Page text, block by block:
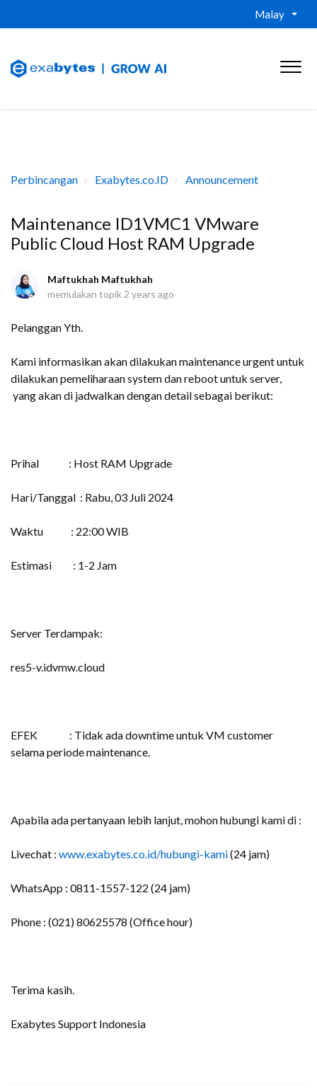
Malay
Perbincangan Exabytes.co.ID Announcement
Maintenance ID1VMC1 VMware
Public Cloud Host RAM Upgrade
Maftukhah Maftukhah
memulakan topik 2 years ago
Pelanggan Yth.
Kami informasikan akan dilakukan maintenance urgent untuk
dilakukan pemeliharaan system dan reboot untuk server,
yang akan di jadwalkan dengan detail sebagai berikut:
Prihal : Host RAM Upgrade
Hari/Tanggal : Rabu, 03 Juli 2024
Waktu : 22:00 WIB
Estimasi : 1-2 Jam
Server Terdampak:
res5-v.idvmw.cloud
EFEK : Tidak ada downtime untuk VM customer
selama periode maintenance.
Apabila ada pertanyaan lebih lanjut, mohon hubungi kami di :
Livechat : www.exabytes.co.id/hubungi-kami(24 jam)
WhatsApp : 0811-1557-122 (24 jam)
Phone : (021) 80625578 (Office hour)
Terima kasih.
Exabytes Support Indonesia